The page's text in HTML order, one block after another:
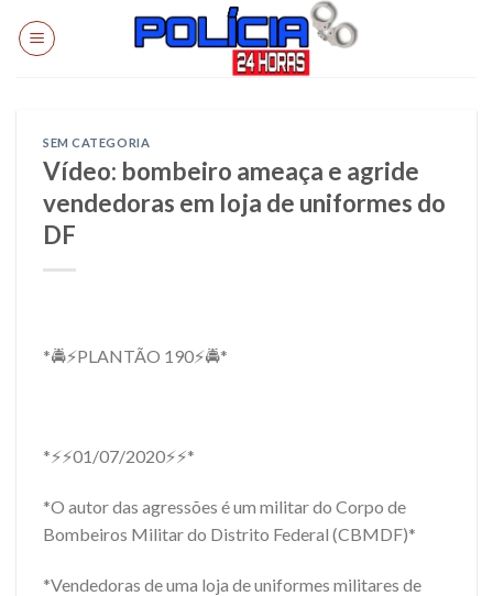
SEM CATEGORIA
Vídeo: bombeiro ameaça e agride
vendedoras em loja de uniformes do
DF
*🚔⚡PLANTÃO 190⚡🚔*
*⚡⚡01/07/2020⚡⚡*
*O autor das agressões é um militar do Corpo de
Bombeiros Militar do Distrito Federal (CBMDF)*
*Vendedoras de uma loja de uniformes militares de